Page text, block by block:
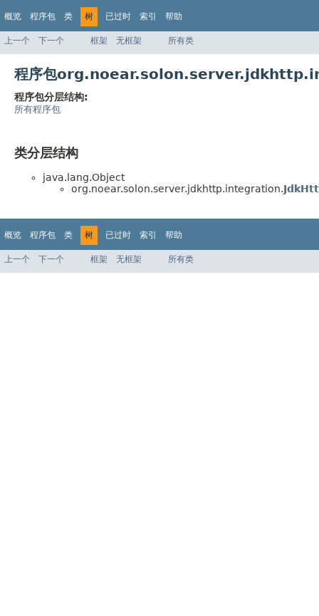
概览 程序包 类 树 已过时 索引 帮助
上一个 下一个 框架 无框架 所有类
程序包
程序包分层结构:
所有程序包
类分层结构
java.lang.Object
org.noear.solon.server.jdkhttp.integration.
概览 程序包 类 树 已过时 索引 帮助
上一个 下一个 框架 无框架 所有类